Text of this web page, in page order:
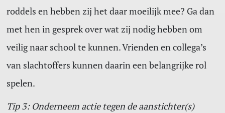
roddels en hebben zij het daar moeilijk mee? Ga dan
met hen in gesprek over wat zij nodig hebben om
veilig naar school te kunnen. Vrienden en collega’s
van slachtoffers kunnen daarin een belangrijke rol
spelen.
Tip 3: Onderneem actie tegen de aanstichter(s)